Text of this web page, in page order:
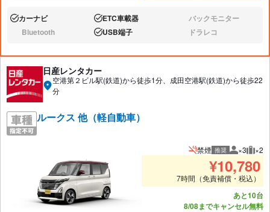
あり:カーナビ あり:ETC車載器 なし:バックモニター
なし:Bluetooth あり:USB端子 なし:ドラレコ
日産レンタカー
空港第２ビル駅(鉄道)から徒歩1分、成田空港駅(鉄道)から徒歩22
分
ルークス 他（軽自動車）
禁煙 推奨 推奨人数
×3 推
×2
¥10,780
7時間（免責補償・税込）
あと10台
8/08までキャンセル無料